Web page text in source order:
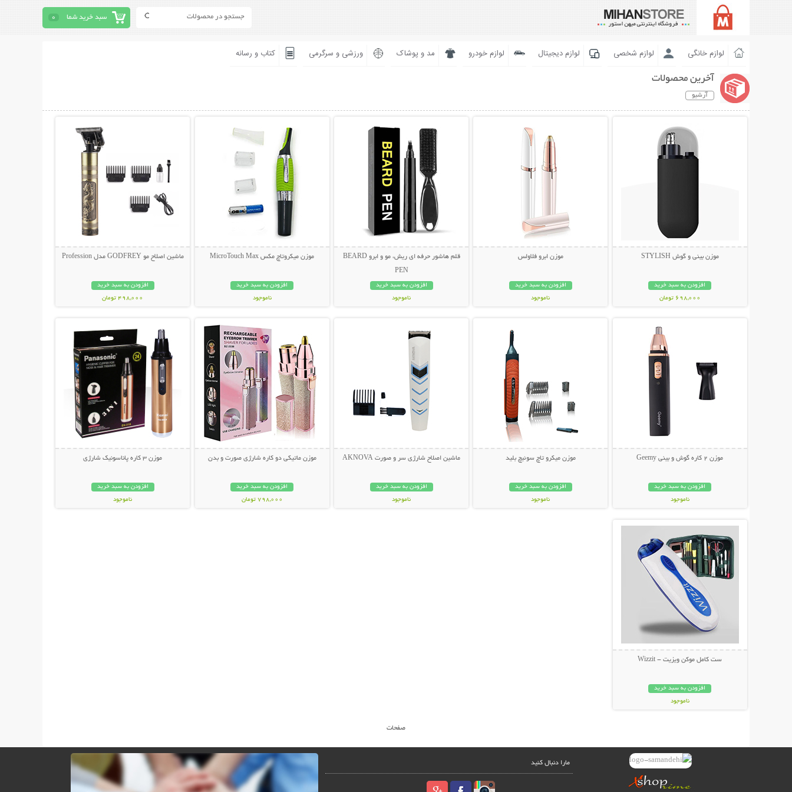
سبد خرید شما 0
لوازم خانگی لوازم شخصی لوازم دیجیتال لوازم خودرو مد و پوشاک ورزشی و سرگرمی کتاب و رسانه
آخرین محصولات
آرشیو
موزن بینی و گوش STYLISH
افزودن به سبد خرید
698,000 تومان
موزن ابرو فلاولس
افزودن به سبد خرید
ناموجود
قلم هاشور حرفه ای ریش، مو و ابرو BEARD
PEN
افزودن به سبد خرید
ناموجود
موزن میکروتاچ مکس MicroTouch Max
افزودن به سبد خرید
ناموجود
ماشین اصلاح مو GODFREY مدل Profession
افزودن به سبد خرید
498,000 تومان
موزن 2 کاره گوش و بینی Geemy
افزودن به سبد خرید
ناموجود
موزن میکرو تاچ سوئیچ بلید
افزودن به سبد خرید
ناموجود
ماشین اصلاح شارژی سر و صورت AKNOVA
افزودن به سبد خرید
ناموجود
موزن ماتیکی دو کاره شارژی صورت و بدن
افزودن به سبد خرید
798,000 تومان
موزن 3 کاره پاناسونیک شارژی
افزودن به سبد خرید
ناموجود
ست کامل موکن ویزیت - Wizzit
افزودن به سبد خرید
ناموجود
صفحات
مارا دنبال کنید